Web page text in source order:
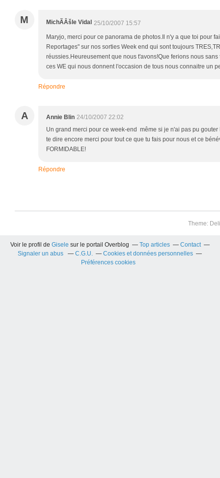
M MichÃÂšle Vidal 25/10/2007 15:57
Maryjo, merci pour ce panorama de photos.Il n'y a que toi pour
Reportages" sur nos sorties Week end qui sont toujours
réussies.Heureusement que nous t'avons!Que ferions nous
ces WE qui nous donnent l'occasion de tous nous connaitre un
Répondre
A Annie Blin 24/10/2007 22:02
Un grand merci pour ce week-end même si je n'ai pas pu
te dire encore merci pour tout ce que tu fais pour nous et ce
FORMIDABLE!
Répondre
Theme:
Voir le profil de Gisele sur le portail Overblog Top articles
Contact
Signaler un abus
C.G.U.
Cookies et données personnelles
Préférences cookies